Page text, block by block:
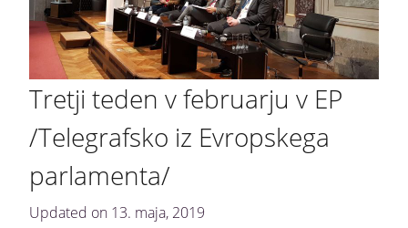
Tretji teden v februarju v EP
/Telegrafsko iz Evropskega
parlamenta/
Updated on 13. maja, 2019